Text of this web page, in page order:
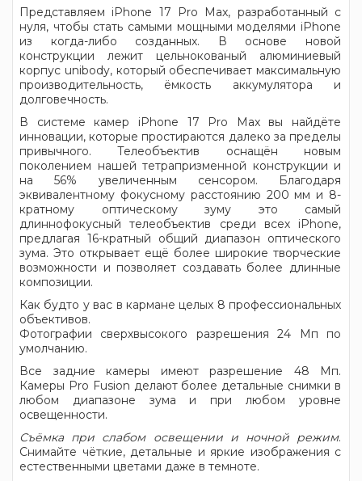
Представляем iPhone 17 Pro Max, разработанный с
нуля, чтобы стать самыми мощными моделями iPhone
из когда-либо созданных. В основе новой
конструкции лежит цельнокованый алюминиевый
корпус unibody, который обеспечивает максимальную
производительность, ёмкость аккумулятора и
долговечность.
В системе камер iPhone 17 Pro Max вы найдёте
инновации, которые простираются далеко за пределы
привычного. Телеобъектив оснащён новым
поколением нашей тетрапризменной конструкции и
на 56% увеличенным сенсором. Благодаря
эквивалентному фокусному расстоянию 200 мм и 8-
кратному оптическому зуму это самый
длиннофокусный телеобъектив среди всех iPhone,
предлагая 16-кратный общий диапазон оптического
зума. Это открывает ещё более широкие творческие
возможности и позволяет создавать более длинные
композиции.
Как будто у вас в кармане целых 8 профессиональных
объективов.
Фотографии сверхвысокого разрешения 24 Мп по
умолчанию.
Все задние камеры имеют разрешение 48 Мп.
Камеры Pro Fusion делают более детальные снимки в
любом диапазоне зума и при любом уровне
освещенности.
Съёмка при слабом освещении и ночной режим.
Снимайте чёткие, детальные и яркие изображения с
естественными цветами даже в темноте.